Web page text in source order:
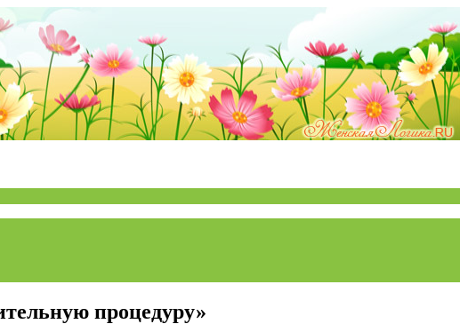
процедуру»